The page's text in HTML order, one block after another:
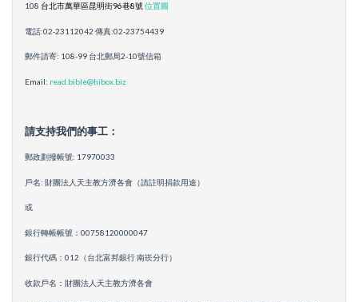
108 台北市萬華區昆明街96巷8號位置圖
電話:02-23112042 傳真:02-23754439
郵件請寄: 108-99 台北郵局2-10號信箱
Email: read.bible@hibox.biz
請支持我們的事工：
郵政劃撥帳號: 17970033
戶名: 財團法人天主教方濟各會（請註明捐款用途）
或
銀行轉帳帳號：00758120000047
銀行代碼：012（台北富邦銀行 南崁分行）
收款戶名：財團法人天主教方濟各會